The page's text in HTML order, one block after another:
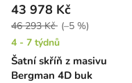
Šatní skříň z masivu
Bergman 4D buk
43 978 Kč
46 293 Kč (–5 %)
4 - 7 týdnů